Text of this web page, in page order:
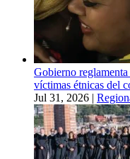
Gobierno
víctimas étnicas del
Jul 31, 2026 |